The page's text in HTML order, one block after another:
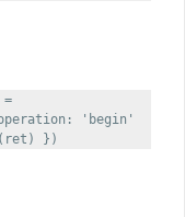
'begin'
})